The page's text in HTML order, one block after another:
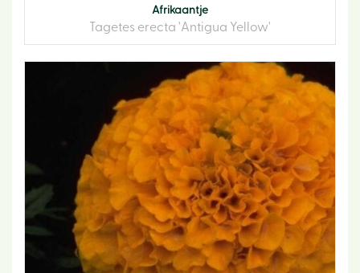
Afrikaantje
Tagetes erecta 'Antigua Yellow'